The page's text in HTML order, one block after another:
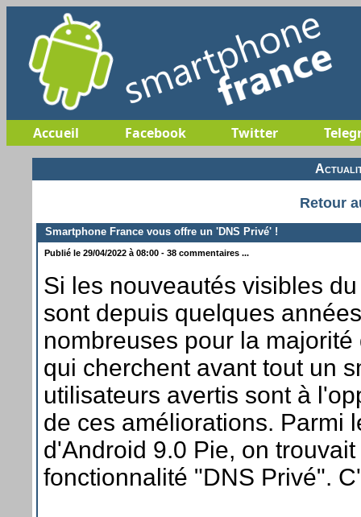
Accueil Facebook Twitter
Retour
Smartphone France vous offre un 'DNS Privé' !
Publié le 29/04/2022 à 08:00 - 38 commentaires ...
Si les nouveautés visibles
sont depuis quelques
nombreuses pour la
qui cherchent avant tout un
utilisateurs avertis sont à
de ces améliorations. Parmi
d'Android 9.0 Pie, on
fonctionnalité "DNS Privé".